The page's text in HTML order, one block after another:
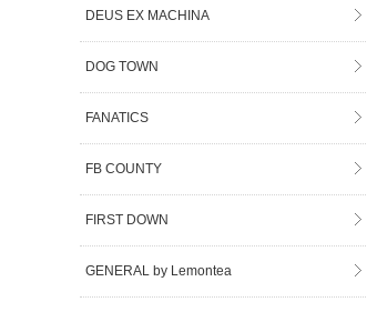
DEUS EX MACHINA
DOG TOWN
FANATICS
FB COUNTY
FIRST DOWN
GENERAL by Lemontea